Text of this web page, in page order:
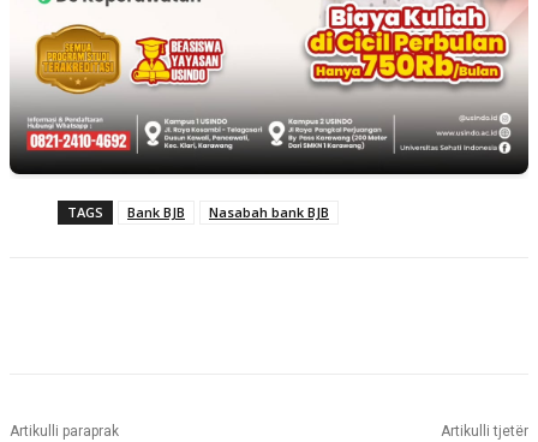
TAGS Bank BJB Nasabah bank BJB
Artikulli paraprak Artikulli tjetër